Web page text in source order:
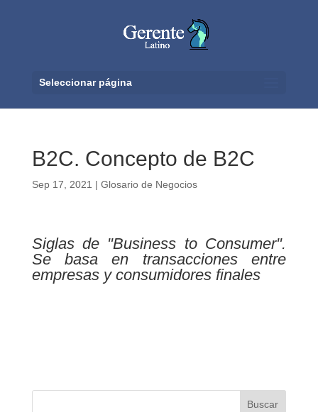
Seleccionar página
B2C. Concepto de B2C
Sep 17, 2021 | Glosario de Negocios
Siglas de "Business to Consumer".
Se basa en transacciones entre
empresas y consumidores finales